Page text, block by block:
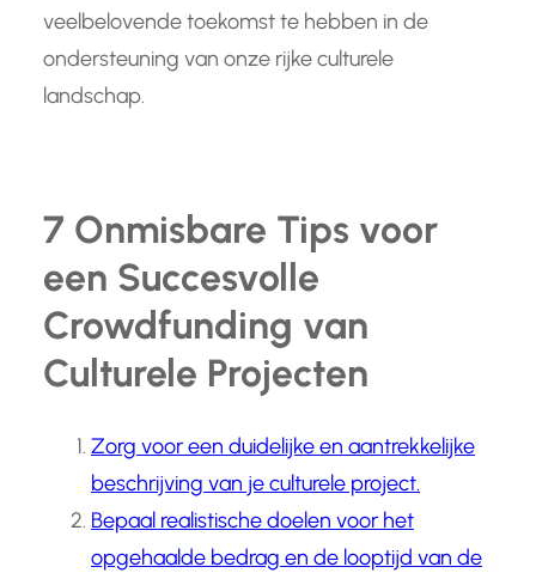
veelbelovende toekomst te hebben in de
ondersteuning van onze rijke culturele
landschap.
7 Onmisbare Tips voor
een Succesvolle
Crowdfunding van
Culturele Projecten
Zorg voor een duidelijke en aantrekkelijke
beschrijving van je culturele project.
Bepaal realistische doelen voor het
opgehaalde bedrag en de looptijd van de